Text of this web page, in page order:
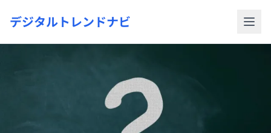
デジタルトレンドナビ